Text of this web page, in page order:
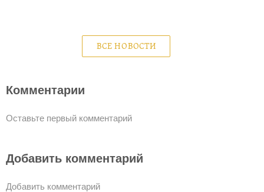
ВСЕ НОВОСТИ
Комментарии
Оставьте первый комментарий
Добавить комментарий
Добавить комментарий